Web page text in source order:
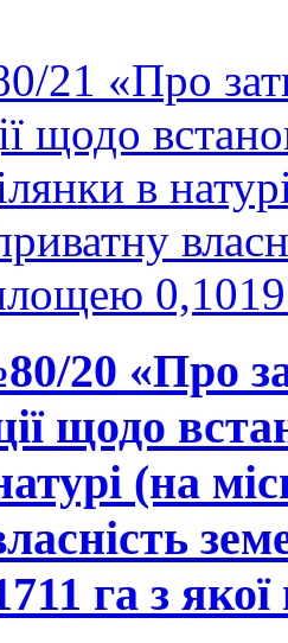
21 «Про
щодо
в
20 «Про
щодо
(на
га з